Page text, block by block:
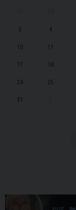
3 4
10 11
17 18
24 25
31